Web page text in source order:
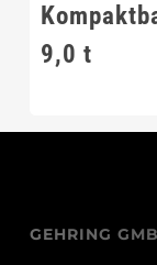
9,0 t
GEHRING